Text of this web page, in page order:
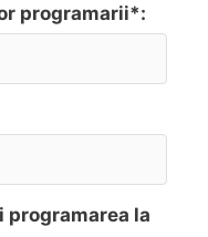
programarii*:
la